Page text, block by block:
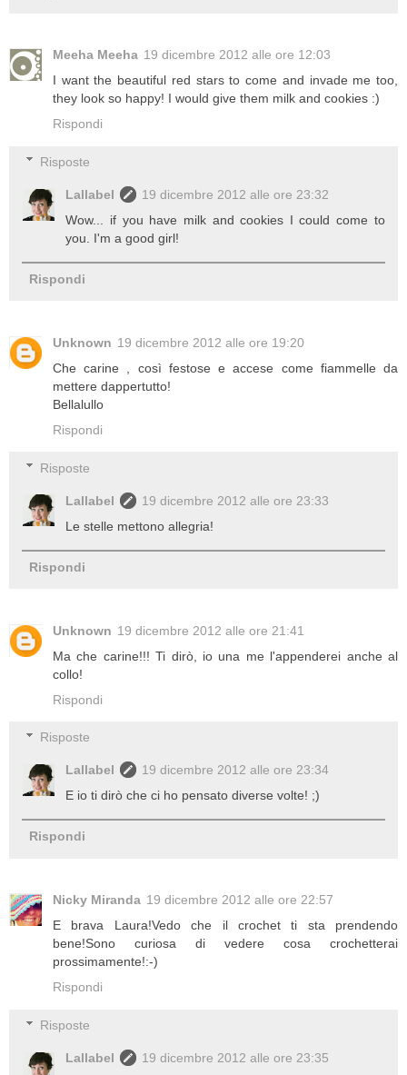
Meeha Meeha 19 dicembre 2012 alle ore 12:03
I want the beautiful red stars to come and invade me too,
they look so happy! I would give them milk and cookies :)
Rispondi
Risposte
Lallabel
19 dicembre 2012 alle ore 23:32
Wow... if you have milk and cookies I could come to
you. I'm a good girl!
Rispondi
Unknown 19 dicembre 2012 alle ore 19:20
Che carine , così festose e accese come fiammelle da
mettere dappertutto!
Bellalullo
Rispondi
Risposte
Lallabel
19 dicembre 2012 alle ore 23:33
Le stelle mettono allegria!
Rispondi
Unknown 19 dicembre 2012 alle ore 21:41
Ma che carine!!! Ti dirò, io una me l'appenderei anche al
collo!
Rispondi
Risposte
Lallabel
19 dicembre 2012 alle ore 23:34
E io ti dirò che ci ho pensato diverse volte! ;)
Rispondi
Nicky Miranda 19 dicembre 2012 alle ore 22:57
E brava Laura!Vedo che il crochet ti sta prendendo
bene!Sono curiosa di vedere cosa crochetterai
prossimamente!:-)
Rispondi
Risposte
Lallabel
19 dicembre 2012 alle ore 23:35